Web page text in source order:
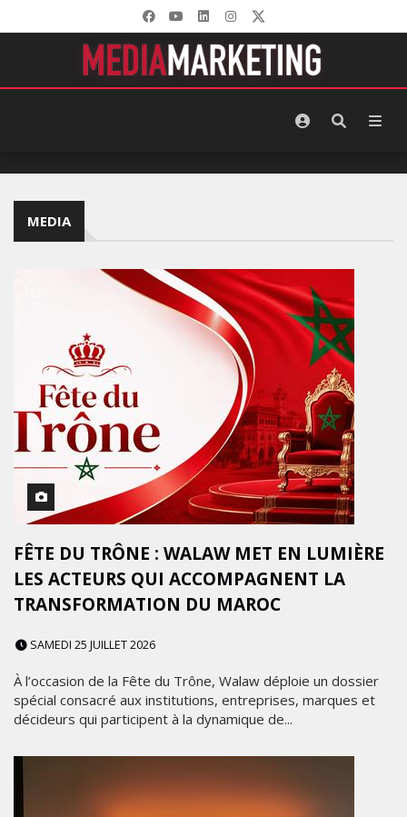
MEDIA
FÊTE DU TRÔNE : WALAW MET EN LUMIÈRE
LES ACTEURS QUI ACCOMPAGNENT LA
TRANSFORMATION DU MAROC
SAMEDI 25 JUILLET 2026
À l’occasion de la Fête du Trône, Walaw déploie un dossier
spécial consacré aux institutions, entreprises, marques et
décideurs qui participent à la dynamique de...